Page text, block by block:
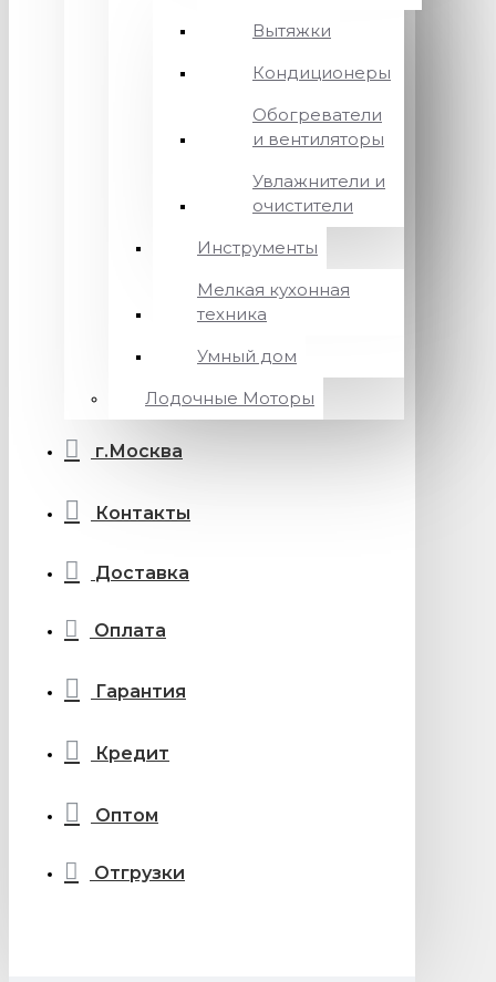
Вытяжки
Кондиционеры
Обогреватели
и вентиляторы
Увлажнители и
очистители
Инструменты
Мелкая кухонная
техника
Умный дом
Лодочные Моторы
г.Москва
Контакты
Доставка
Оплата
Гарантия
Кредит
Оптом
Отгрузки